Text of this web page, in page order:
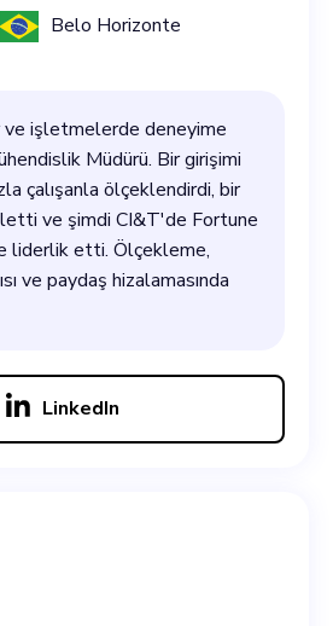
Belo Horizonte
ve işletmelerde deneyime
Müdürü. Bir girişimi
çalışanla ölçeklendirdi, bir
ve şimdi CI&T'de Fortune
liderlik etti. Ölçekleme,
ve paydaş hizalamasında
LinkedIn